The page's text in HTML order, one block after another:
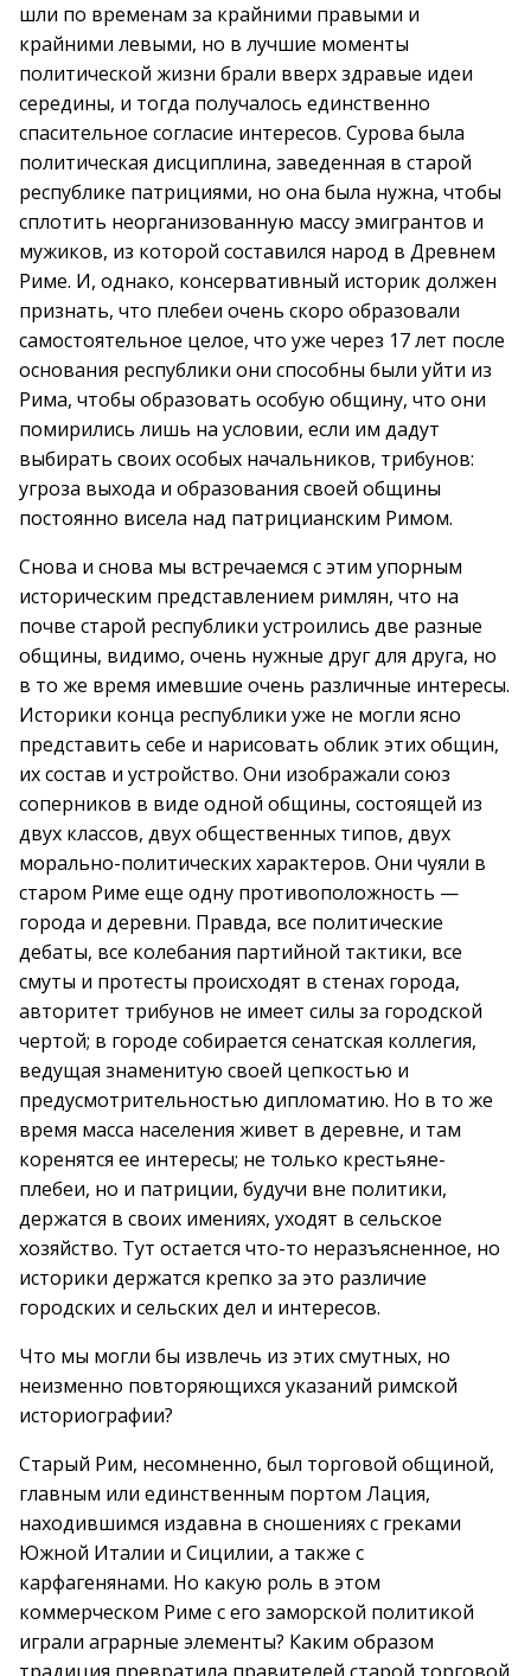
шли по временам за крайними правыми и
крайними левыми, но в лучшие моменты
политической жизни брали вверх здравые идеи
середины, и тогда получалось единственно
спасительное согласие интересов. Сурова была
политическая дисциплина, заведенная в старой
республике патрициями, но она была нужна, чтобы
сплотить неорганизованную массу эмигрантов и
мужиков, из которой составился народ в Древнем
Риме. И, однако, консервативный историк должен
признать, что плебеи очень скоро образовали
самостоятельное целое, что уже через 17 лет после
основания республики они способны были уйти из
Рима, чтобы образовать особую общину, что они
помирились лишь на условии, если им дадут
выбирать своих особых начальников, трибунов:
угроза выхода и образования своей общины
постоянно висела над патрицианским Римом.
Снова и снова мы встречаемся с этим упорным
историческим представлением римлян, что на
почве старой республики устроились две разные
общины, видимо, очень нужные друг для друга, но
в то же время имевшие очень различные интересы.
Историки конца республики уже не могли ясно
представить себе и нарисовать облик этих общин,
их состав и устройство. Они изображали союз
соперников в виде одной общины, состоящей из
двух классов, двух общественных типов, двух
морально-политических характеров. Они чуяли в
старом Риме еще одну противоположность —
города и деревни. Правда, все политические
дебаты, все колебания партийной тактики, все
смуты и протесты происходят в стенах города,
авторитет трибунов не имеет силы за городской
чертой; в городе собирается сенатская коллегия,
ведущая знаменитую своей цепкостью и
предусмотрительностью дипломатию. Но в то же
время масса населения живет в деревне, и там
коренятся ее интересы; не только крестьяне-
плебеи, но и патриции, будучи вне политики,
держатся в своих имениях, уходят в сельское
хозяйство. Тут остается что-то неразъясненное, но
историки держатся крепко за это различие
городских и сельских дел и интересов.
Что мы могли бы извлечь из этих смутных, но
неизменно повторяющихся указаний римской
историографии?
Старый Рим, несомненно, был торговой общиной,
главным или единственным портом Лация,
находившимся издавна в сношениях с греками
Южной Италии и Сицилии, а также с
карфагенянами. Но какую роль в этом
коммерческом Риме с его заморской политикой
играли аграрные элементы? Каким образом